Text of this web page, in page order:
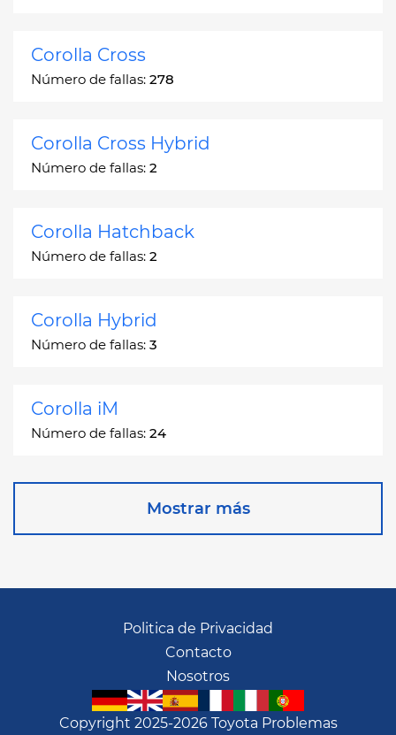
Corolla Cross
Número de fallas: 278
Corolla Cross Hybrid
Número de fallas: 2
Corolla Hatchback
Número de fallas: 2
Corolla Hybrid
Número de fallas: 3
Corolla iM
Número de fallas: 24
Corona Station Wagon
Número de fallas:55
Mostrar más
Copyright 2025-2026 Toyota Problemas
Politica de Privacidad
Contacto
Nosotros